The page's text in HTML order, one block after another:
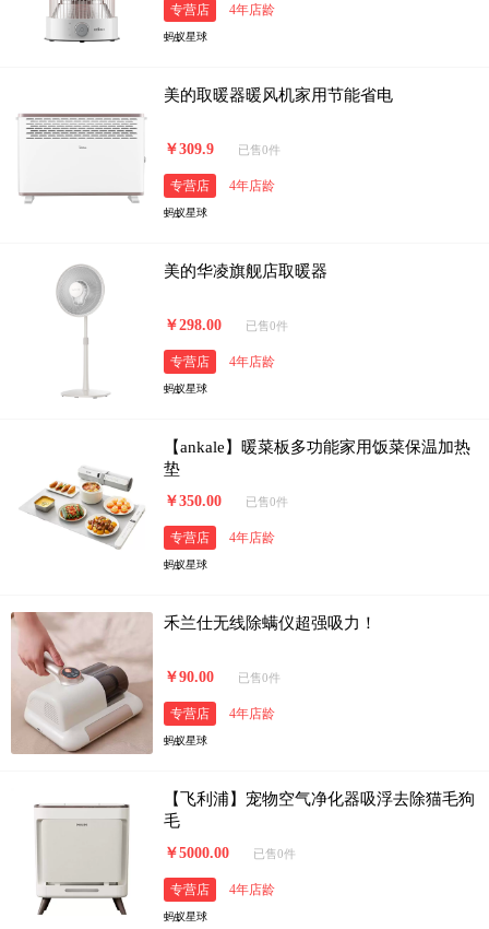
专营店 4年店龄
蚂蚁星球
美的取暖器暖风机家用节能省电
￥309.9 已售0件
专营店 4年店龄
蚂蚁星球
美的华凌旗舰店取暖器
￥298.00 已售0件
专营店 4年店龄
蚂蚁星球
【ankale】暖菜板多功能家用饭菜保温加热
垫
￥350.00 已售0件
专营店 4年店龄
蚂蚁星球
禾兰仕无线除螨仪超强吸力！
￥90.00 已售0件
专营店 4年店龄
蚂蚁星球
【飞利浦】宠物空气净化器吸浮去除猫毛狗
毛
￥5000.00 已售0件
专营店 4年店龄
蚂蚁星球